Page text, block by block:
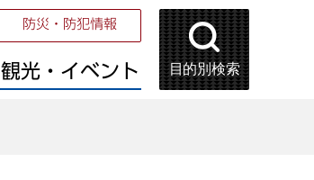
防災・防犯情報
観光・イベント 目的別検索